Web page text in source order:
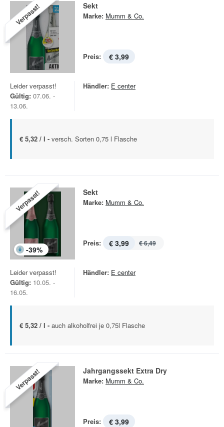
Verpasst! Sekt
Marke: Mumm & Co.
Preis: € 3,99
Leider verpasst!
Gültig: 07.06. -
13.06.
Händler: E center
€ 5,32 / l - versch. Sorten 0,75 l Flasche
Verpasst!
-39%
Sekt
Marke: Mumm & Co.
Preis: € 3,99 € 6,49
Leider verpasst!
Gültig: 10.05. -
16.05.
Händler: E center
€ 5,32 / l - auch alkoholfrei je 0,75l Flasche
Verpasst! Jahrgangssekt Extra Dry
Marke: Mumm & Co.
Preis: € 3,99